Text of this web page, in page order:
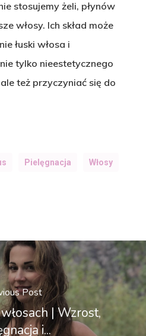
stosujemy żeli, płynów
włosy. Ich skład może
łuski włosa i
tylko nieestetycznego
też przyczyniać się do
Pielęgnacja Włosy
Post
| Wzrost,
i...